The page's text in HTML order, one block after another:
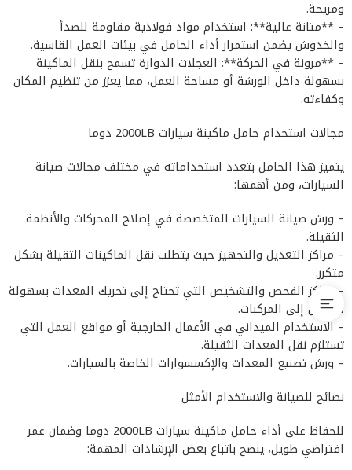
ومريحة.
– **متانة عالية**: استخدام مواد فولاذية مقاومة للصدأ
والخدوش يضمن استمرار أداء الحامل في بيئات العمل القاسية.
– **مرونة في الحركة**: العجلات الدوارة تسمح بنقل الماكينة
بسهولة داخل الورشة أو مساحة العمل، مما يعزز من تنظيم المكان
وكفاءته.
مجالات استخدام حامل ماكينة سيارات 2000LB دوما
يتميز هذا الحامل بتعدد استخداماته في مختلف مجالات صيانة
السيارات، ومن أهمها:
– ورش صيانة السيارات المتخصصة في إصلاح المحركات والأنظمة
الثقيلة.
– مراكز التعديل والتجهيز حيث يتطلب نقل الماكينات الثقيلة بشكل
متكرر.
– مراكز الفحص والتشخيص التي تحتاج إلى تحريك المعدات بسهولة
للوصول إلى المركبات.
– الاستخدام الميداني في الأعمال الخارجية أو مواقع العمل التي
تستلزم نقل المعدات الثقيلة.
– ورش تصنيع المعدات والإكسسوارات الخاصة بالسيارات.
نصائح للصيانة والاستخدام الأمثل
للحفاظ على أداء حامل ماكينة سيارات 2000LB دوما وضمان عمر
افتراضي طويل، ينصح باتباع بعض الإرشادات المهمة: